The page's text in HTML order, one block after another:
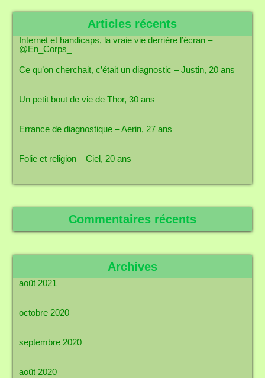
Articles récents
Internet et handicaps, la vraie vie derrière l’écran –
@En_Corps_
Ce qu’on cherchait, c’était un diagnostic – Justin, 20 ans
Un petit bout de vie de Thor, 30 ans
Errance de diagnostique – Aerin, 27 ans
Folie et religion – Ciel, 20 ans
Commentaires récents
Archives
août 2021
octobre 2020
septembre 2020
août 2020